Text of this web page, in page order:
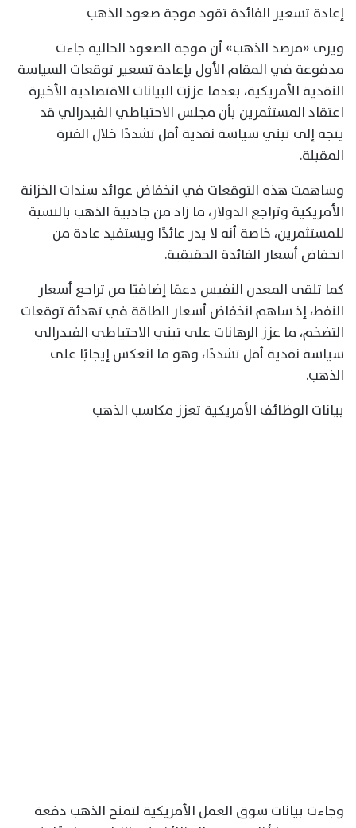
إعادة تسعير الفائدة تقود موجة صعود الذهب
ويرى «مرصد الذهب» أن موجة الصعود الحالية جاءت
مدفوعة في المقام الأول بإعادة تسعير توقعات السياسة
النقدية الأمريكية، بعدما عززت البيانات الاقتصادية الأخيرة
اعتقاد المستثمرين بأن مجلس الاحتياطي الفيدرالي قد
يتجه إلى تبني سياسة نقدية أقل تشددًا خلال الفترة
المقبلة.
وساهمت هذه التوقعات في انخفاض عوائد سندات الخزانة
الأمريكية وتراجع الدولار، ما زاد من جاذبية الذهب بالنسبة
للمستثمرين، خاصة أنه لا يدر عائدًا ويستفيد عادة من
انخفاض أسعار الفائدة الحقيقية.
كما تلقى المعدن النفيس دعمًا إضافيًا من تراجع أسعار
النفط، إذ ساهم انخفاض أسعار الطاقة في تهدئة توقعات
التضخم، ما عزز الرهانات على تبني الاحتياطي الفيدرالي
سياسة نقدية أقل تشددًا، وهو ما انعكس إيجابًا على
الذهب.
بيانات الوظائف الأمريكية تعزز مكاسب الذهب
وجاءت بيانات سوق العمل الأمريكية لتمنح الذهب دفعة